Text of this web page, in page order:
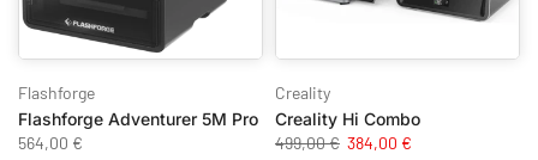
Flashforge
Flashforge Adventurer 5M Pro
564,00 €
Creality
Creality Hi Combo
499,00 € 384,00 €